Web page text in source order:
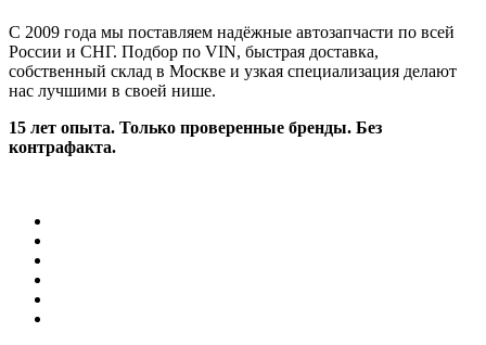
С 2009 года мы поставляем надёжные автозапчасти по всей
России и СНГ. Подбор по VIN, быстрая доставка,
собственный склад в Москве и узкая специализация делают
нас лучшими в своей нише.
15 лет опыта. Только проверенные бренды. Без
контрафакта.